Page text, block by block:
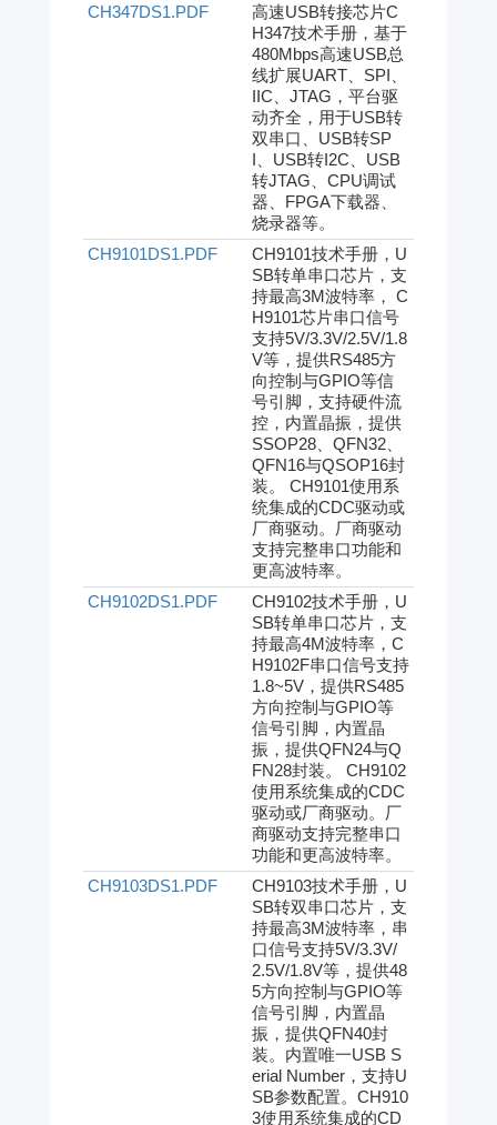
CH347DS1.PDF
高速USB转接芯片C
H347技术手册，基于
480Mbps高速USB总
线扩展UART、SPI、
IIC、JTAG，平台驱
动齐全，用于USB转
双串口、USB转SP
I、USB转I2C、USB
转JTAG、CPU调试
器、FPGA下载器、
烧录器等。
CH9101DS1.PDF
CH9101技术手册，U
SB转单串口芯片，支
持最高3M波特率， C
H9101芯片串口信号
支持5V/3.3V/2.5V/1.8
V等，提供RS485方
向控制与GPIO等信
号引脚，支持硬件流
控，内置晶振，提供
SSOP28、QFN32、
QFN16与QSOP16封
装。 CH9101使用系
统集成的CDC驱动或
厂商驱动。厂商驱动
支持完整串口功能和
更高波特率。
CH9102DS1.PDF
CH9102技术手册，U
SB转单串口芯片，支
持最高4M波特率，C
H9102F串口信号支持
1.8~5V，提供RS485
方向控制与GPIO等
信号引脚，内置晶
振，提供QFN24与Q
FN28封装。 CH9102
使用系统集成的CDC
驱动或厂商驱动。厂
商驱动支持完整串口
功能和更高波特率。
CH9103DS1.PDF
CH9103技术手册，U
SB转双串口芯片，支
持最高3M波特率，串
口信号支持5V/3.3V/
2.5V/1.8V等，提供48
5方向控制与GPIO等
信号引脚，内置晶
振，提供QFN40封
装。内置唯一USB S
erial Number，支持U
SB参数配置。CH910
3使用系统集成的CD